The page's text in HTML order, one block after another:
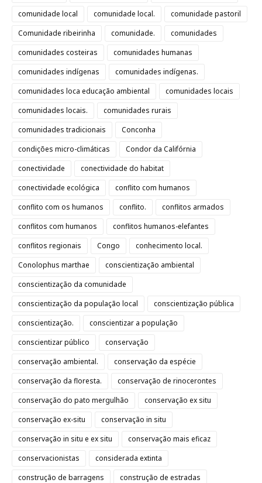
comunidade local
comunidade local.
comunidade pastoril
Comunidade ribeirinha
comunidade.
comunidades
comunidades costeiras
comunidades humanas
comunidades indígenas
comunidades indígenas.
comunidades loca educação ambiental
comunidades locais
comunidades locais.
comunidades rurais
comunidades tradicionais
Conconha
condições micro-climáticas
Condor da Califórnia
conectividade
conectividade do habitat
conectividade ecológica
conflito com humanos
conflito com os humanos
conflito.
conflitos armados
conflitos com humanos
conflitos humanos-elefantes
conflitos regionais
Congo
conhecimento local.
Conolophus marthae
conscientização ambiental
conscientização da comunidade
conscientização da população local
conscientização pública
conscientização.
conscientizar a população
conscientizar público
conservação
conservação ambiental.
conservação da espécie
conservação da floresta.
conservação de rinocerontes
conservação do pato mergulhão
conservação ex situ
conservação ex-situ
conservação in situ
conservação in situ e ex situ
conservação mais eficaz
conservacionistas
considerada extinta
construção de barragens
construção de estradas